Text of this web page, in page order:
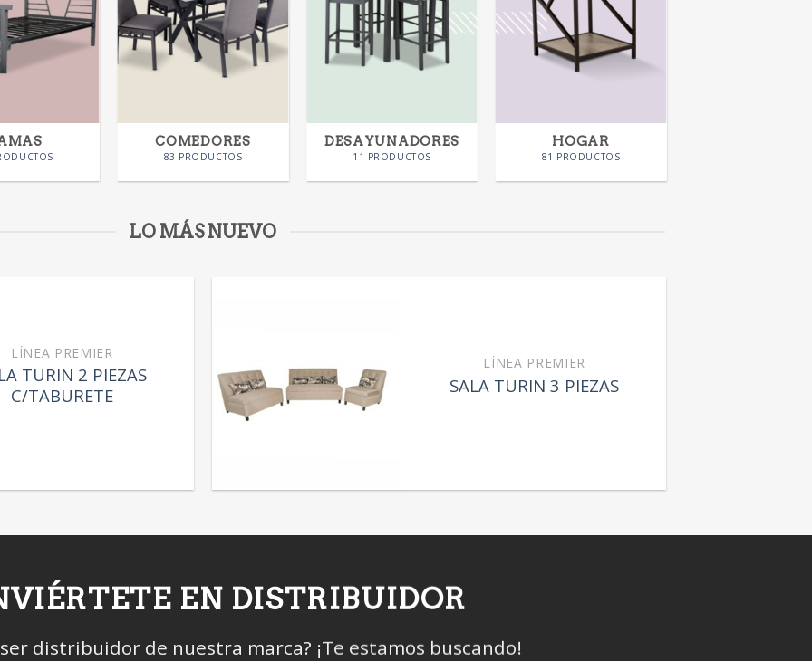
COMEDORES
83 PRODUCTOS
DESAYUNADORES
11 PRODUCTOS
HOGAR
81 PRODUCTOS
LO MÁS NUEVO
LÍNEA PREMIER
TURIN 2 PIEZAS
C/TABURETE
LÍNEA PREMIER
SALA TURIN 3 PIEZAS
EN DISTRIBUIDOR
distribuidor de nuestra marca? ¡Te estamos buscando!